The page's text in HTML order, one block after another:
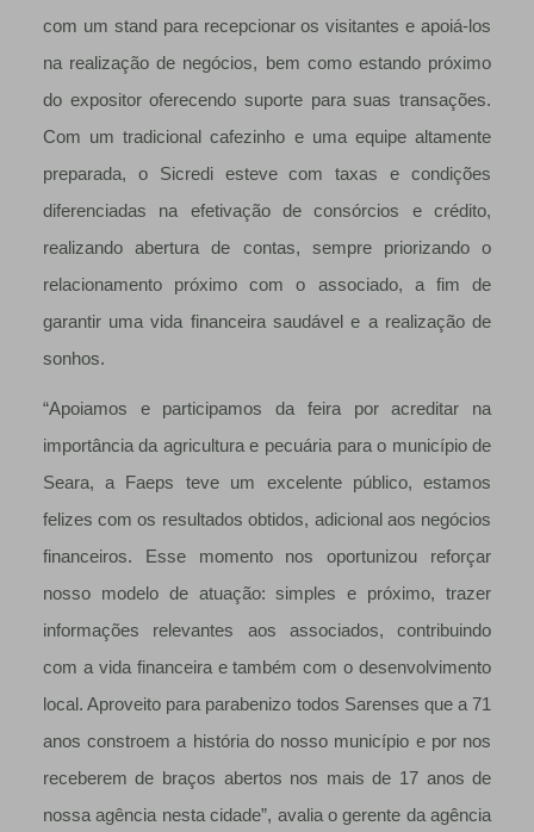
com um stand para recepcionar os visitantes e apoiá-los
na realização de negócios, bem como estando próximo
do expositor oferecendo suporte para suas transações.
Com um tradicional cafezinho e uma equipe altamente
preparada, o Sicredi esteve com taxas e condições
diferenciadas na efetivação de consórcios e crédito,
realizando abertura de contas, sempre priorizando o
relacionamento próximo com o associado, a fim de
garantir uma vida financeira saudável e a realização de
sonhos.
“Apoiamos e participamos da feira por acreditar na
importância da agricultura e pecuária para o município de
Seara, a Faeps teve um excelente público, estamos
felizes com os resultados obtidos, adicional aos negócios
financeiros. Esse momento nos oportunizou reforçar
nosso modelo de atuação: simples e próximo, trazer
informações relevantes aos associados, contribuindo
com a vida financeira e também com o desenvolvimento
local. Aproveito para parabenizo todos Sarenses que a 71
anos constroem a história do nosso município e por nos
receberem de braços abertos nos mais de 17 anos de
nossa agência nesta cidade”, avalia o gerente da agência